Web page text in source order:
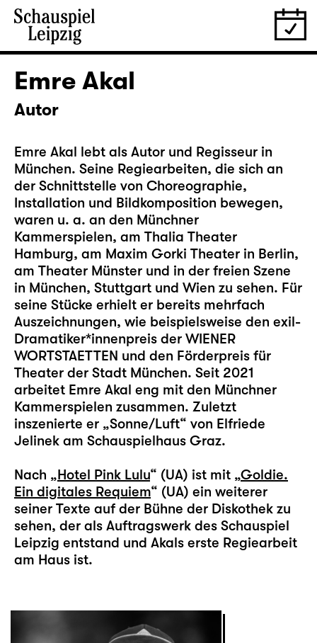
Emre Akal
Autor
Emre Akal lebt als Autor und Regisseur in
München. Seine Regiearbeiten, die sich an
der Schnittstelle von Choreographie,
Installation und Bildkomposition bewegen,
waren u. a. an den Münchner
Kammerspielen, am Thalia Theater
Hamburg, am Maxim Gorki Theater in Berlin,
am Theater Münster und in der freien Szene
in München, Stuttgart und Wien zu sehen. Für
seine Stücke erhielt er bereits mehrfach
Auszeichnungen, wie beispielsweise den exil-
Dramatiker*innenpreis der WIENER
WORTSTAETTEN und den Förderpreis für
Theater der Stadt München. Seit 2021
arbeitet Emre Akal eng mit den Münchner
Kammerspielen zusammen. Zuletzt
inszenierte er „Sonne/Luft“ von Elfriede
Jelinek am Schauspielhaus Graz.
Nach „Hotel Pink Lulu“ (UA) ist mit „Goldie.
Ein digitales Requiem“ (UA) ein weiterer
seiner Texte auf der Bühne der Diskothek zu
sehen, der als Auftragswerk des Schauspiel
Leipzig entstand und Akals erste Regiearbeit
am Haus ist.